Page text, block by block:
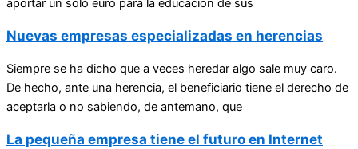
aportar un solo euro para la educación de sus
Nuevas empresas especializadas en herencias
Siempre se ha dicho que a veces heredar algo sale muy caro.
De hecho, ante una herencia, el beneficiario tiene el derecho de
aceptarla o no sabiendo, de antemano, que
La pequeña empresa tiene el futuro en Internet